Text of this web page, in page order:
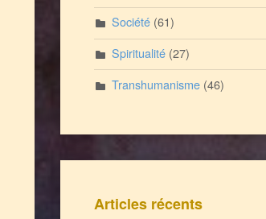
Société(61)
Spiritualité(27)
Transhumanisme(46)
Articles récents